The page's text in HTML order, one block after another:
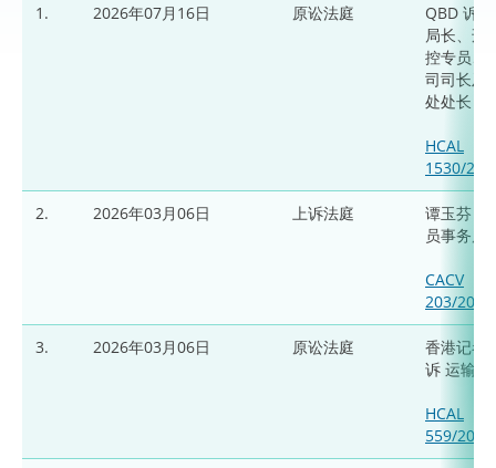
1. 2026年07月16日 原讼法庭
QBD 诉
局长、刑
控专员、
司司长及
处处长
HCAL
1530/
2. 2026年03月06日 上诉法庭
谭玉芬 诉
员事务局
CACV
203/2024
3. 2026年03月06日 原讼法庭
香港记者
诉 运输署
HCAL
559/2024